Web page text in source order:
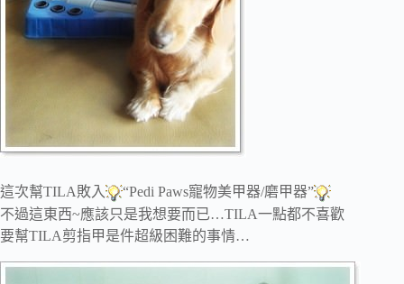
這次幫TILA敗入
“Pedi Paws寵物美甲器/磨甲器”
不過這東西~應該只是我想要而已…TILA一點都不喜歡
要幫TILA剪指甲是件超級困難的事情…